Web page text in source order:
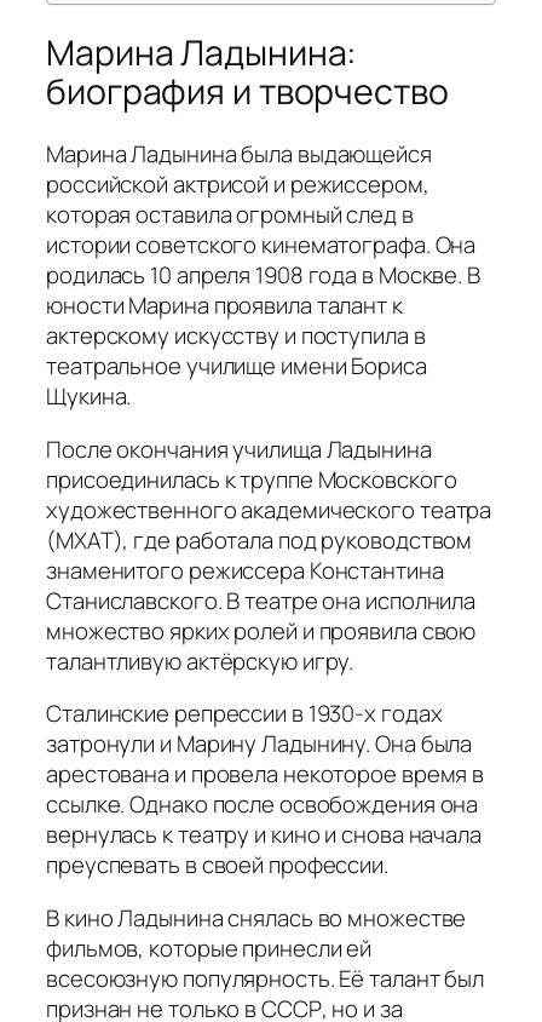
Марина Ладынина:
биография и творчество
Марина Ладынина была выдающейся
российской актрисой и режиссером,
которая оставила огромный след в
истории советского кинематографа. Она
родилась 10 апреля 1908 года в Москве. В
юности Марина проявила талант к
актерскому искусству и поступила в
театральное училище имени Бориса
Щукина.
После окончания училища Ладынина
присоединилась к труппе Московского
художественного академического театра
(МХАТ), где работала под руководством
знаменитого режиссера Константина
Станиславского. В театре она исполнила
множество ярких ролей и проявила свою
талантливую актёрскую игру.
Сталинские репрессии в 1930-х годах
затронули и Марину Ладынину. Она была
арестована и провела некоторое время в
ссылке. Однако после освобождения она
вернулась к театру и кино и снова начала
преуспевать в своей профессии.
В кино Ладынина снялась во множестве
фильмов, которые принесли ей
всесоюзную популярность. Её талант был
признан не только в СССР, но и за